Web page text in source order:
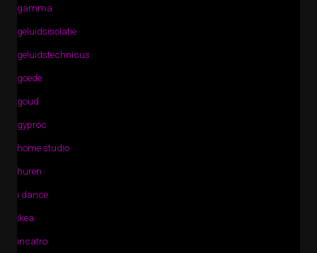
gamma
geluidsisolatie
geluidstechnicus
goede
goud
gyproc
home studio
huren
i dance
ikea
incatro